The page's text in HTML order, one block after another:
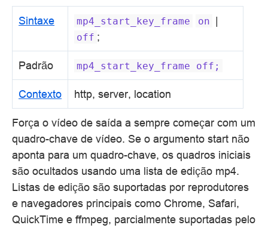
Sintaxe mp4_start_key_frame on |
off ;
Padrão mp4_start_key_frame off;
Contexto http, server, location
Força o vídeo de saída a sempre começar com um
quadro-chave de vídeo. Se o argumento start não
aponta para um quadro-chave, os quadros iniciais
são ocultados usando uma lista de edição mp4.
Listas de edição são suportadas por reprodutores
e navegadores principais como Chrome, Safari,
QuickTime e ffmpeg, parcialmente suportadas pelo